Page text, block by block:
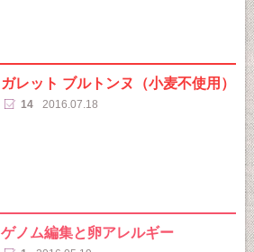
ガレット ブルトンヌ（小麦不使用）
14 2016.07.18
ゲノム編集と卵アレルギー